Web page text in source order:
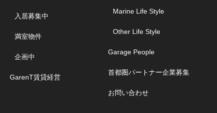
入居募集中
満室物件
企画中
GarenT賃貸経営
Marine Life Style
Other Life Style
Garage People
首都圏パートナー企業募集
お問い合わせ